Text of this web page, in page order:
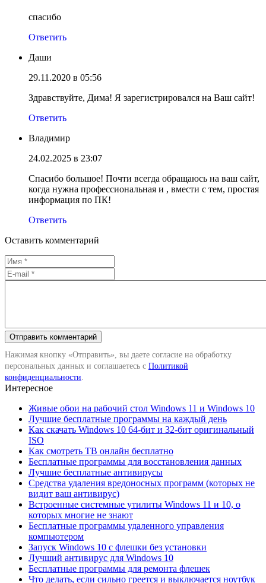
спасибо
Ответить
Даши
29.11.2020 в 05:56
Здравствуйте, Дима! Я зарегистрировался на Ваш сайт!
Ответить
Владимир
24.02.2025 в 23:07
Спасибо большое! Почти всегда обращаюсь на ваш сайт,
когда нужна профессиональная и , вмести с тем, простая
информация по ПК!
Ответить
Оставить комментарий
Нажимая кнопку «Отправить», вы даете согласие на обработку
персональных данных и соглашаетесь с Политикой
конфиденциальности
Интересное
Живые обои на рабочий стол Windows 11 и Windows 10
Лучшие бесплатные программы на каждый день
Как скачать Windows 10 64-бит и 32-бит оригинальный
ISO
Как смотреть ТВ онлайн бесплатно
Бесплатные программы для восстановления данных
Лучшие бесплатные антивирусы
Средства удаления вредоносных программ (которых не
видит ваш антивирус)
Встроенные системные утилиты Windows 11 и 10, о
которых многие не знают
Бесплатные программы удаленного управления
компьютером
Запуск Windows 10 с флешки без установки
Лучший антивирус для Windows 10
Бесплатные программы для ремонта флешек
Что делать, если сильно греется и выключается ноутбук